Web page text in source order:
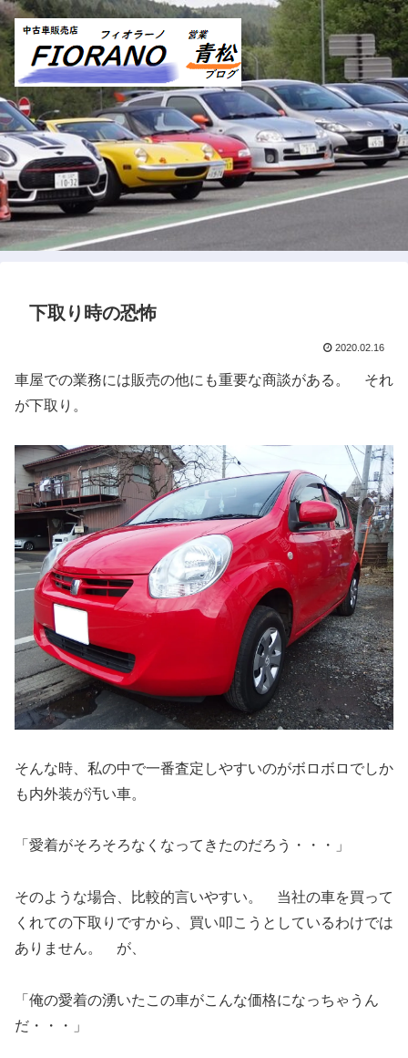
下取り時の恐怖
2020.02.16
車屋での業務には販売の他にも重要な商談がある。 それ
が下取り。
そんな時、私の中で一番査定しやすいのがボロボロでしか
も内外装が汚い車。
「愛着がそろそろなくなってきたのだろう・・・」
そのような場合、比較的言いやすい。 当社の車を買って
くれての下取りですから、買い叩こうとしているわけでは
ありません。 が、
「俺の愛着の湧いたこの車がこんな価格になっちゃうん
だ・・・」